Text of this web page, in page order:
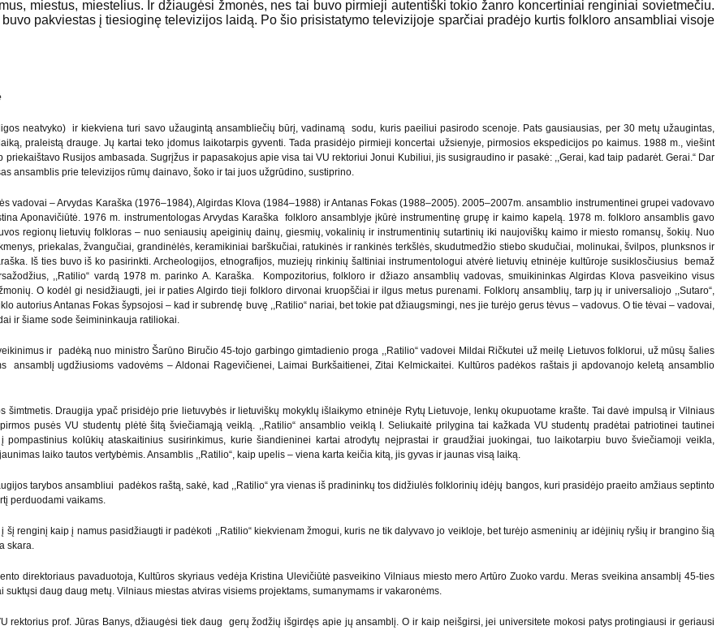
miestus, miestelius. Ir džiaugėsi žmonės, nes tai buvo pirmieji autentiški tokio žanro koncertiniai renginiai sovietmečiu.
pakviestas į tiesioginę televizijos laidą. Po šio prisistatymo televizijoje sparčiai pradėjo kurtis folkloro ansambliai visoje
neatvyko) ir kiekviena turi savo užaugintą ansambliečių būrį, vadinamą sodu, kuris paeiliui pasirodo scenoje. Pats gausiausias, per 30 metų užaugintas,
praleistą drauge. Jų kartai teko įdomus laikotarpis gyventi. Tada prasidėjo pirmieji koncertai užsienyje, pirmosios ekspedicijos po kaimus. 1988 m., viešint
Rusijos ambasada. Sugrįžus ir papasakojus apie visa tai VU rektoriui Jonui Kubiliui, jis susigraudino ir pasakė: ,,Gerai, kad taip padarėt. Gerai.“ Dar
ansamblis prie televizijos rūmų dainavo, šoko ir tai juos užgrūdino, sustiprino.
vadovai – Arvydas Karaška (1976–1984), Algirdas Klova (1984–1988) ir Antanas Fokas (1988–2005). 2005–2007m. ansamblio instrumentinei grupei vadovavo
Aponavičiūtė. 1976 m. instrumentologas Arvydas Karaška folkloro ansamblyje įkūrė instrumentinę grupę ir kaimo kapelą. 1978 m. folkloro ansamblis gavo
regionų lietuvių folkloras – nuo seniausių apeiginių dainų, giesmių, vokalinių ir instrumentinių sutartinių iki naujoviškų kaimo ir miesto romansų, šokių. Nuo
priekalas, žvangučiai, grandinėlės, keramikiniai barškučiai, ratukinės ir rankinės terkšlės, skudutmedžio stiebo skudučiai, molinukai, švilpos, plunksnos ir
Iš ties buvo iš ko pasirinkti. Archeologijos, etnografijos, muziejų rinkinių šaltiniai instrumentologui atvėrė lietuvių etninėje kultūroje susiklosčiusius bemaž
,,Ratilio“ vardą 1978 m. parinko A. Karaška. Kompozitorius, folkloro ir džiazo ansamblių vadovas, smuikininkas Algirdas Klova pasveikino visus
O kodėl gi nesidžiaugti, jei ir paties Algirdo tieji folkloro dirvonai kruopščiai ir ilgus metus purenami. Folklorų ansamblių, tarp jų ir universaliojo ,,Sutaro“,
autorius Antanas Fokas šypsojosi – kad ir subrendę buvę ,,Ratilio“ nariai, bet tokie pat džiaugsmingi, nes jie turėjo gerus tėvus – vadovus. O tie tėvai – vadovai,
ir šiame sode šeimininkauja ratiliokai.
ir padėką nuo ministro Šarūno Biručio 45-tojo garbingo gimtadienio proga ,,Ratilio“ vadovei Mildai Ričkutei už meilę Lietuvos folklorui, už mūsų šalies
ansamblį ugdžiusioms vadovėms – Aldonai Ragevičienei, Laimai Burkšaitienei, Zitai Kelmickaitei. Kultūros padėkos raštais ji apdovanojo keletą ansamblio
šimtmetis. Draugija ypač prisidėjo prie lietuvybės ir lietuviškų mokyklų išlaikymo etninėje Rytų Lietuvoje, lenkų okupuotame krašte. Tai davė impulsą ir Vilniaus
pusės VU studentų plėtė šitą šviečiamąją veiklą. ,,Ratilio“ ansamblio veiklą I. Seliukaitė prilygina tai kažkada VU studentų pradėtai patriotinei tautinei
kolūkių ataskaitinius susirinkimus, kurie šiandieninei kartai atrodytų neįprastai ir graudžiai juokingai, tuo laikotarpiu buvo šviečiamoji veikla,
laiko tautos vertybėmis. Ansamblis ,,Ratilio“, kaip upelis – viena karta keičia kitą, jis gyvas ir jaunas visą laiką.
tarybos ansambliui padėkos raštą, sakė, kad ,,Ratilio“ yra vienas iš pradininkų tos didžiulės folklorinių idėjų bangos, kuri prasidėjo praeito amžiaus septinto
perduodami vaikams.
renginį kaip į namus pasidžiaugti ir padėkoti ,,Ratilio“ kiekvienam žmogui, kuris ne tik dalyvavo jo veikloje, bet turėjo asmeninių ar idėjinių ryšių ir brangino šią
skara.
direktoriaus pavaduotoja, Kultūros skyriaus vedėja Kristina Ulevičiūtė pasveikino Vilniaus miesto mero Artūro Zuoko vardu. Meras sveikina ansamblį 45-ties
daug daug metų. Vilniaus miestas atviras visiems projektams, sumanymams ir vakaronėms.
rektorius prof. Jūras Banys, džiaugėsi tiek daug gerų žodžių išgirdęs apie jų ansamblį. O ir kaip neišgirsi, jei universitete mokosi patys protingiausi ir geriausi